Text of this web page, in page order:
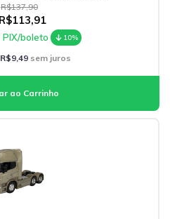
R$137,90
R$113,91
PIX/boleto 10%
R$9,49sem juros